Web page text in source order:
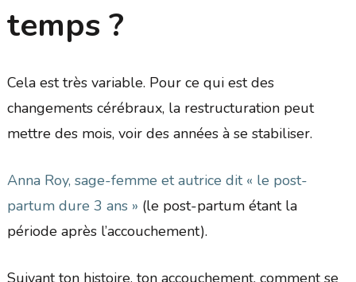
temps ?
Cela est très variable. Pour ce qui est des
changements cérébraux, la restructuration peut
mettre des mois, voir des années à se stabiliser.
Anna Roy, sage-femme et autrice dit « le post-
partum dure 3 ans » (le post-partum étant la
période après l’accouchement).